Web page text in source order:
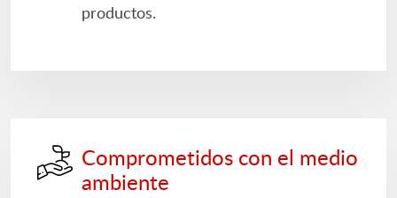
productos.
Comprometidos con el medio
ambiente